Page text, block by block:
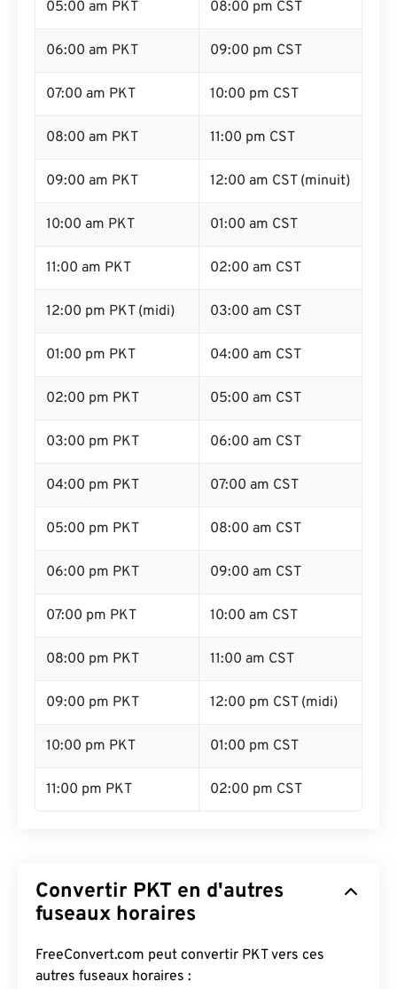
05:00 am PKT 08:00 pm CST
06:00 am PKT 09:00 pm CST
07:00 am PKT 10:00 pm CST
08:00 am PKT 11:00 pm CST
09:00 am PKT 12:00 am CST (minuit)
10:00 am PKT 01:00 am CST
11:00 am PKT 02:00 am CST
12:00 pm PKT (midi) 03:00 am CST
01:00 pm PKT 04:00 am CST
02:00 pm PKT 05:00 am CST
03:00 pm PKT 06:00 am CST
04:00 pm PKT 07:00 am CST
05:00 pm PKT 08:00 am CST
06:00 pm PKT 09:00 am CST
07:00 pm PKT 10:00 am CST
08:00 pm PKT 11:00 am CST
09:00 pm PKT 12:00 pm CST (midi)
10:00 pm PKT 01:00 pm CST
11:00 pm PKT 02:00 pm CST
Convertir PKT en d'autres
fuseaux horaires
FreeConvert.com peut convertir PKT vers ces
autres fuseaux horaires :